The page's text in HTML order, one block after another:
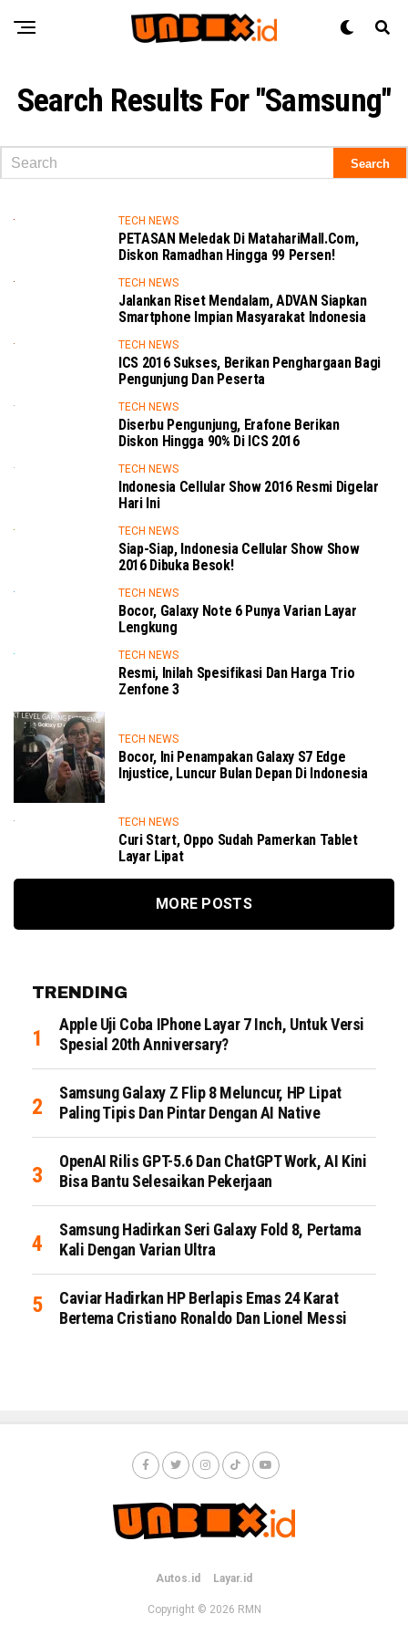
Search Results For "samsung"
TECH NEWS
PETASAN Meledak Di MatahariMall.com,
Diskon Ramadhan Hingga 99 Persen!
TECH NEWS
Jalankan Riset Mendalam, ADVAN Siapkan
Smartphone Impian Masyarakat Indonesia
TECH NEWS
ICS 2016 Sukses, Berikan Penghargaan Bagi
Pengunjung Dan Peserta
TECH NEWS
Diserbu Pengunjung, Erafone Berikan
Diskon Hingga 90% Di ICS 2016
TECH NEWS
Indonesia Cellular Show 2016 Resmi Digelar
Hari Ini
TECH NEWS
Siap-Siap, Indonesia Cellular Show Show
2016 Dibuka Besok!
TECH NEWS
Bocor, Galaxy Note 6 Punya Varian Layar
Lengkung
TECH NEWS
Resmi, Inilah Spesifikasi Dan Harga Trio
Zenfone 3
TECH NEWS
Bocor, Ini Penampakan Galaxy S7 Edge
Injustice, Luncur Bulan Depan Di Indonesia
TECH NEWS
Curi Start, Oppo Sudah Pamerkan Tablet
Layar Lipat
MORE POSTS
TRENDING
Apple Uji Coba IPhone Layar 7 Inch, Untuk Versi
Spesial 20th Anniversary?
Samsung Galaxy Z Flip 8 Meluncur, HP Lipat
Paling Tipis Dan Pintar Dengan AI Native
OpenAI Rilis GPT-5.6 Dan ChatGPT Work, AI Kini
Bisa Bantu Selesaikan Pekerjaan
Samsung Hadirkan Seri Galaxy Fold 8, Pertama
Kali Dengan Varian Ultra
Caviar Hadirkan HP Berlapis Emas 24 Karat
Bertema Cristiano Ronaldo Dan Lionel Messi
Autos.id Layar.id
Copyright © 2026 RMN